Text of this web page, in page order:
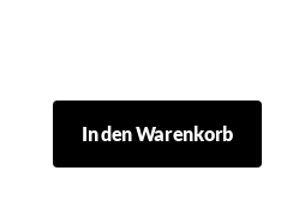
Menge
In den Warenkorb